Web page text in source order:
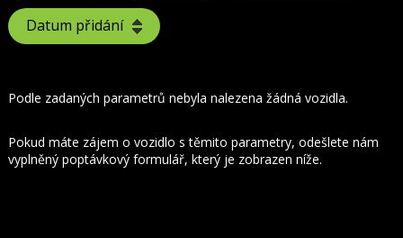
Datum přidání
Podle zadaných parametrů nebyla nalezena žádná vozidla.
Pokud máte zájem o vozidlo s těmito parametry, odešlete nám
vyplněný poptávkový formulář, který je zobrazen níže.